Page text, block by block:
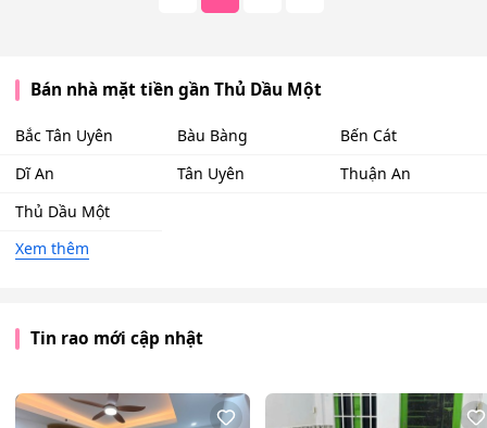
Bán nhà mặt tiền gần Thủ Dầu Một
Bắc Tân Uyên Bàu Bàng
Bến Cát
Dĩ An
Tân Uyên
Thuận An
Thủ Dầu Một
Xem thêm
Tin rao mới cập nhật